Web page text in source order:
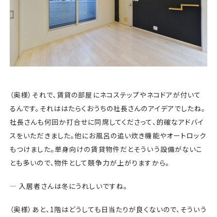
（奥様）それで、賃貸の部屋にネコステップやネコドアが付いて
るんです。それははたらくおうちの社長さんのアイデアでしたね。
社長さんも何回か打合せに同席してくださって、的確なアドバイ
スをいただきました。他にお風呂の追い炊き機能やオートロック
もつけました。単身向けの賃貸物件だとそういう設備がないこ
とも多いので、物件として競争力が上がりますから。
― 入居者さんは冬にうれしいですね。
（奥様）あと、1階はどうしても日当たりが良くないので、そういう